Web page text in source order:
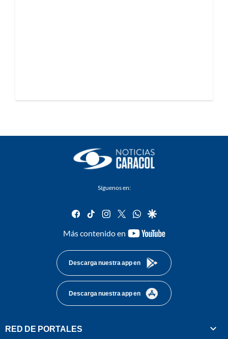
Síguenos en:
facebook
tiktok instagram
twitterwhatsapp
google
Más contenido en
youtube-
Descarga nuestra app en
Descarga nuestra app en
RED DE PORTALES